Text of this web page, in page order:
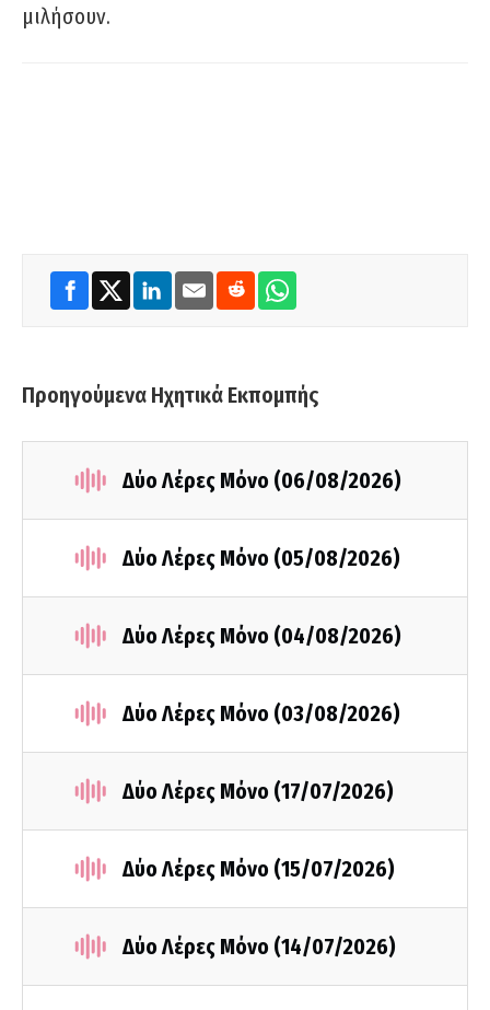
μιλήσουν.
Προηγούμενα Ηχητικά Εκπομπής
Δύο Λέρες Μόνο (06/08/2026)
Δύο Λέρες Μόνο (05/08/2026)
Δύο Λέρες Μόνο (04/08/2026)
Δύο Λέρες Μόνο (03/08/2026)
Δύο Λέρες Μόνο (17/07/2026)
Δύο Λέρες Μόνο (15/07/2026)
Δύο Λέρες Μόνο (14/07/2026)